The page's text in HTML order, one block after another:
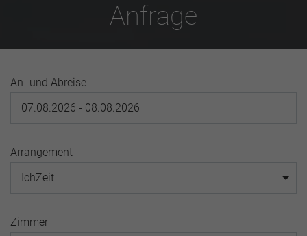
Anfrage
An- und Abreise
Arrangement
IchZeit
Zimmer